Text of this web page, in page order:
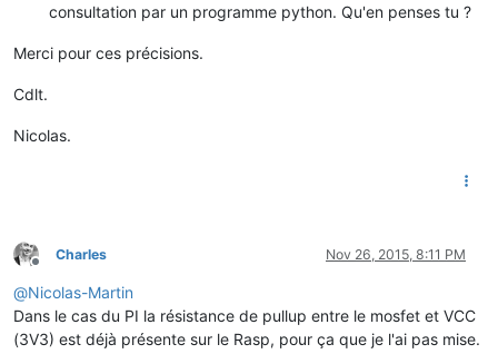
consultation par un programme python. Qu'en penses tu ?
Merci pour ces précisions.
Cdlt.
Nicolas.
Offline
Charles Nov 26, 2015, 8:11 PM
@Nicolas-Martin
Dans le cas du PI la résistance de pullup entre le mosfet et VCC
(3V3) est déjà présente sur le Rasp, pour ça que je l'ai pas mise.